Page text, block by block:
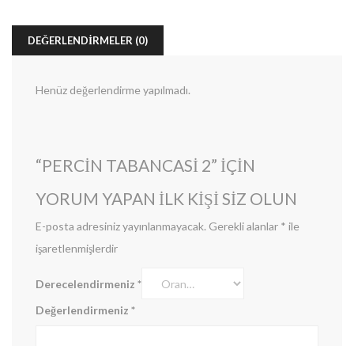
DEĞERLENDIRMELER (0)
Henüz değerlendirme yapılmadı.
“PERCIN TABANCASI 2” IÇIN
YORUM YAPAN ILK KIŞI SIZ OLUN
E-posta adresiniz yayınlanmayacak. Gerekli alanlar * ile
işaretlenmişlerdir
Derecelendirmeniz *
Değerlendirmeniz *